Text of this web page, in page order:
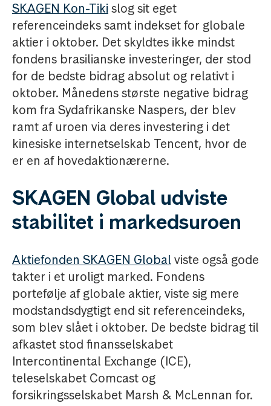
SKAGEN Kon-Tiki slog sit eget
referenceindeks samt indekset for globale
aktier i oktober. Det skyldtes ikke mindst
fondens brasilianske investeringer, der stod
for de bedste bidrag absolut og relativt i
oktober. Månedens største negative bidrag
kom fra Sydafrikanske Naspers, der blev
ramt af uroen via deres investering i det
kinesiske internetselskab Tencent, hvor de
er en af hovedaktionærerne.
SKAGEN Global udviste
stabilitet i markedsuroen
Aktiefonden SKAGEN Global viste også gode
takter i et uroligt marked. Fondens
portefølje af globale aktier, viste sig mere
modstandsdygtigt end sit referenceindeks,
som blev slået i oktober. De bedste bidrag til
afkastet stod finansselskabet
Intercontinental Exchange (ICE),
teleselskabet Comcast og
forsikringsselskabet Marsh & McLennan for.